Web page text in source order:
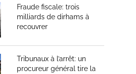
Fraude fiscale: trois
milliards de dirhams à
recouvrer
Tribunaux à l’arrêt: un
procureur général tire la